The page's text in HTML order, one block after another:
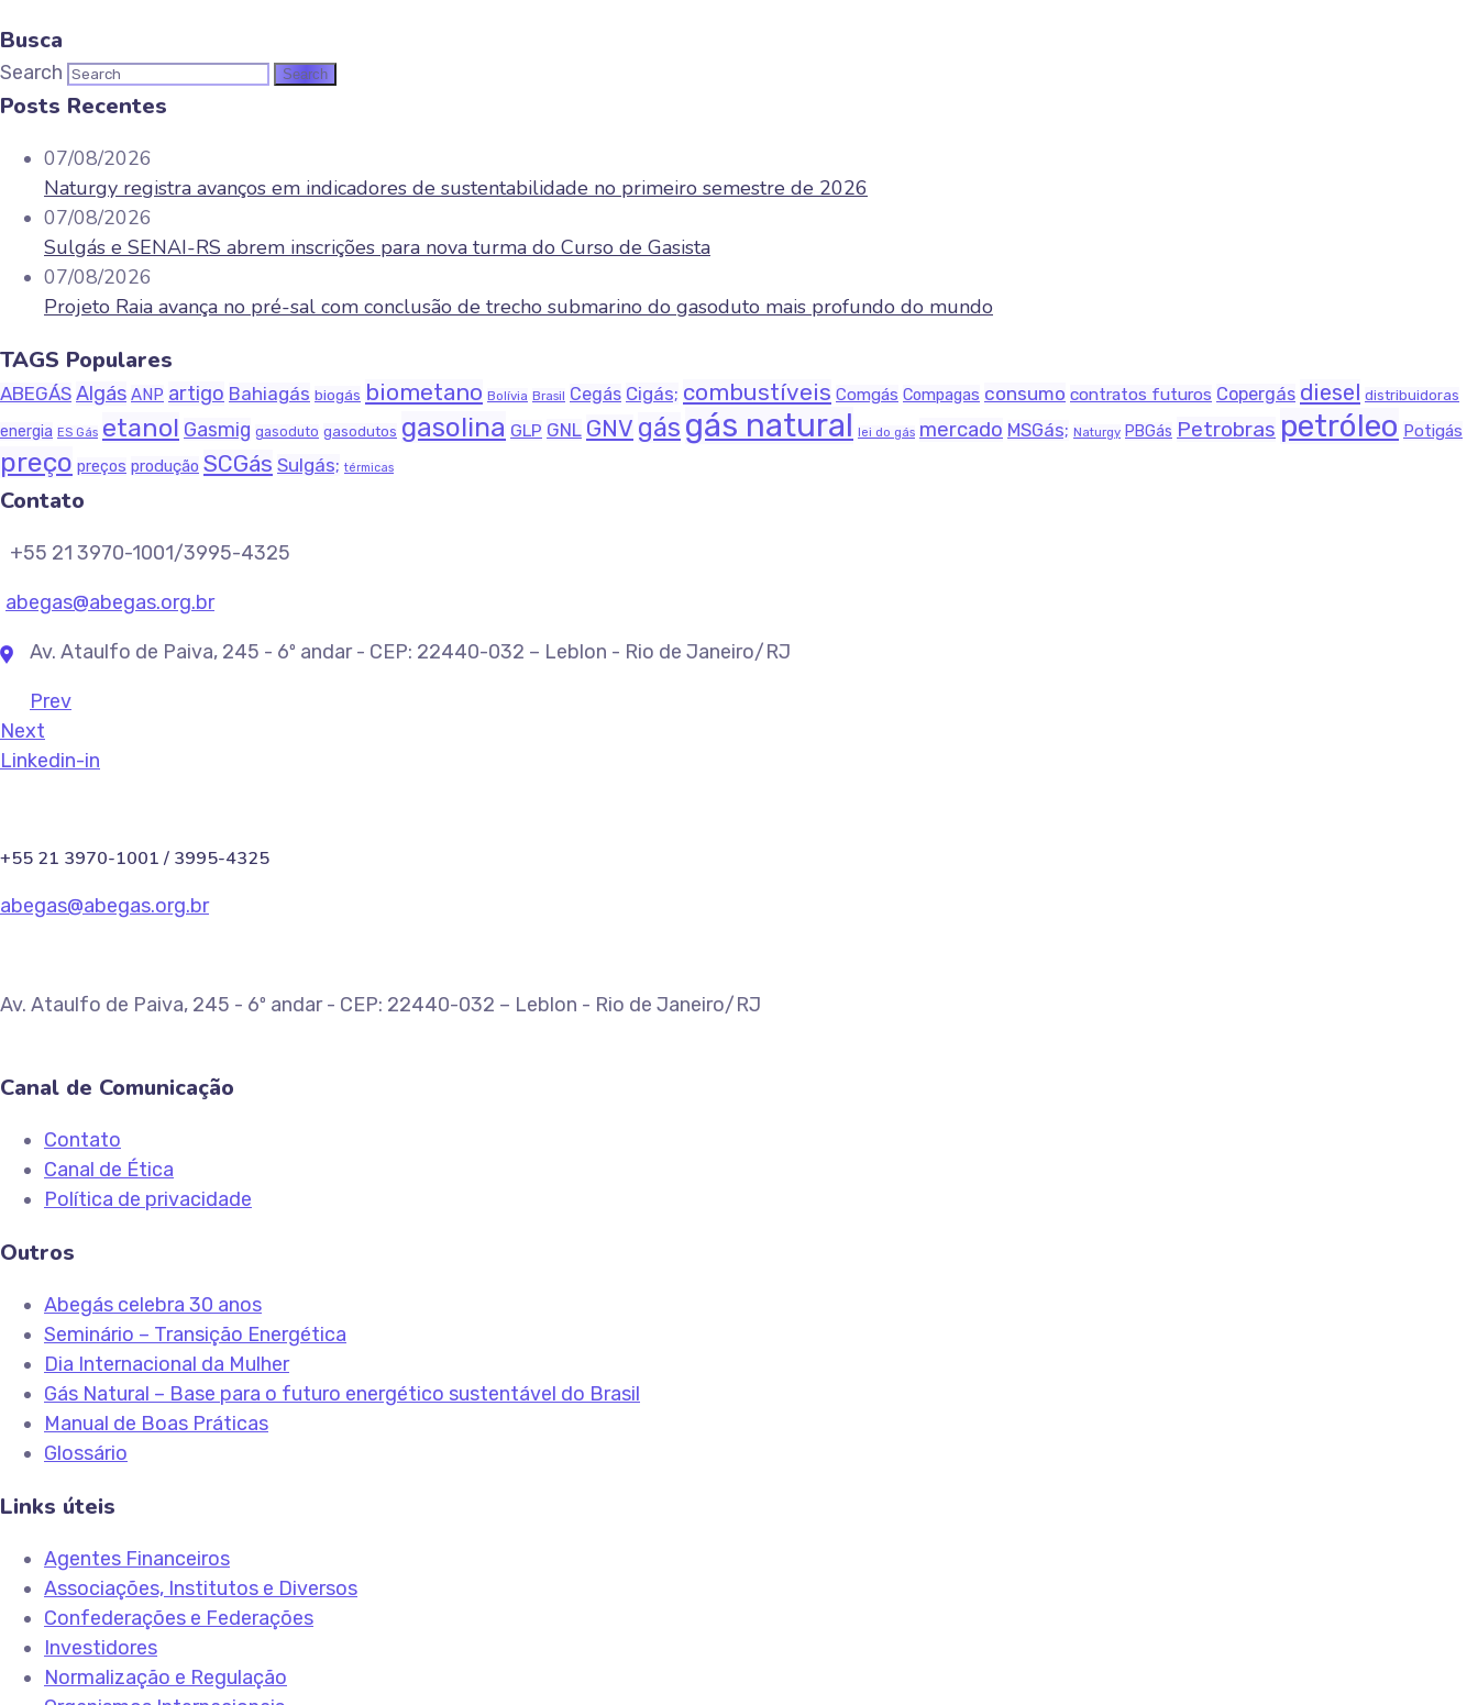
Busca
Search
Posts Recentes
07/08/2026
Naturgy registra avanços em indicadores de sustentabilidade no primeiro semestre de 2026
07/08/2026
Sulgás e SENAI-RS abrem inscrições para nova turma do Curso de Gasista
07/08/2026
Projeto Raia avança no pré-sal com conclusão de trecho submarino do gasoduto mais profundo do mundo
TAGS Populares
ABEGÁS Algás ANP artigo Bahiagás biogás biometano Bolívia Brasil Cegás Cigás; combustíveis Comgás Compagas consumo contratos futuros Copergás diesel distribuidoras
energia ES Gás etanol Gasmig gasoduto gasodutos gasolina GLP GNL GNV gás gás natural lei do gás mercado MSGás; Naturgy PBGás Petrobras petróleo Potigás
preço preços produção SCGás Sulgás; térmicas
Contato
+55 21 3970-1001/3995-4325
abegas@abegas.org.br
Av. Ataulfo de Paiva, 245 - 6º andar - CEP: 22440-032 – Leblon - Rio de Janeiro/RJ
Prev
Next
Linkedin-in
+55 21 3970-1001 / 3995-4325
abegas@abegas.org.br
Av. Ataulfo de Paiva, 245 - 6º andar - CEP: 22440-032 – Leblon - Rio de Janeiro/RJ
Canal de Comunicação
Contato
Canal de Ética
Política de privacidade
Outros
Abegás celebra 30 anos
Seminário – Transição Energética
Dia Internacional da Mulher
Gás Natural – Base para o futuro energético sustentável do Brasil
Manual de Boas Práticas
Glossário
Links úteis
Agentes Financeiros
Associações, Institutos e Diversos
Confederações e Federações
Investidores
Normalização e Regulação